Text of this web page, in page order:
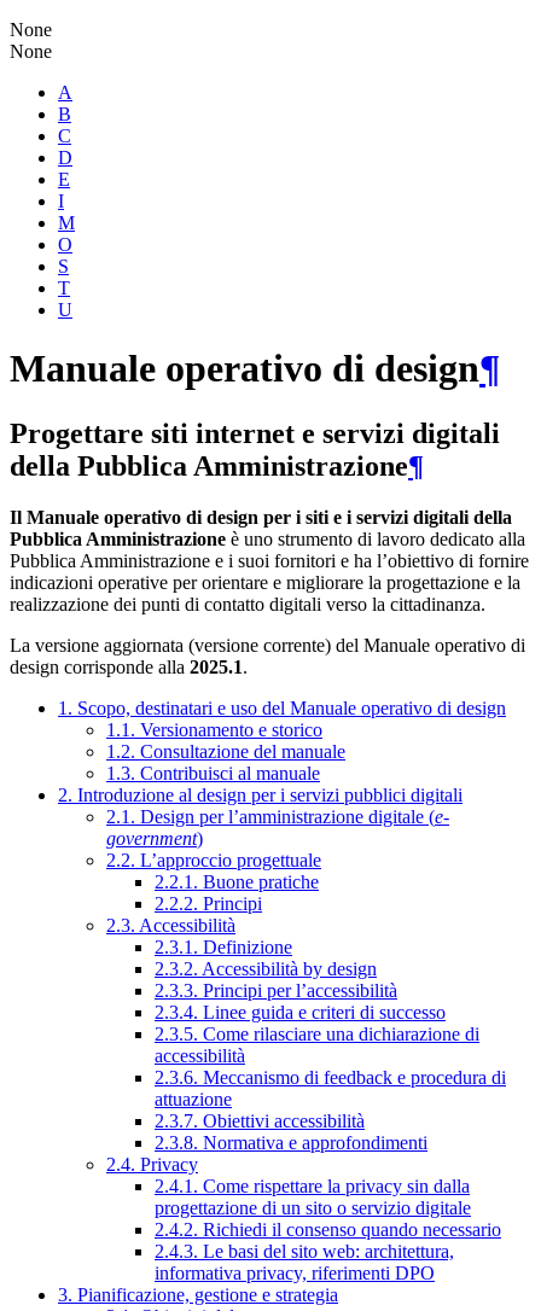
None
None
A
B
C
D
E
I
M
O
S
T
U
Manuale operativo di design¶
Progettare siti internet e servizi digitali
della Pubblica Amministrazione¶
Il Manuale operativo di design per i siti e i servizi digitali della
Pubblica Amministrazione è uno strumento di lavoro dedicato alla
Pubblica Amministrazione e i suoi fornitori e ha l’obiettivo di fornire
indicazioni operative per orientare e migliorare la progettazione e la
realizzazione dei punti di contatto digitali verso la cittadinanza.
La versione aggiornata (versione corrente) del Manuale operativo di
design corrisponde alla 2025.1.
1. Scopo, destinatari e uso del Manuale operativo di design
1.1. Versionamento e storico
1.2. Consultazione del manuale
1.3. Contribuisci al manuale
2. Introduzione al design per i servizi pubblici digitali
2.1. Design per l’amministrazione digitale (e-
government)
2.2. L’approccio progettuale
2.2.1. Buone pratiche
2.2.2. Principi
2.3. Accessibilità
2.3.1. Definizione
2.3.2. Accessibilità by design
2.3.3. Principi per l’accessibilità
2.3.4. Linee guida e criteri di successo
2.3.5. Come rilasciare una dichiarazione di
accessibilità
2.3.6. Meccanismo di feedback e procedura di
attuazione
2.3.7. Obiettivi accessibilità
2.3.8. Normativa e approfondimenti
2.4. Privacy
2.4.1. Come rispettare la privacy sin dalla
progettazione di un sito o servizio digitale
2.4.2. Richiedi il consenso quando necessario
2.4.3. Le basi del sito web: architettura,
informativa privacy, riferimenti DPO
3. Pianificazione, gestione e strategia